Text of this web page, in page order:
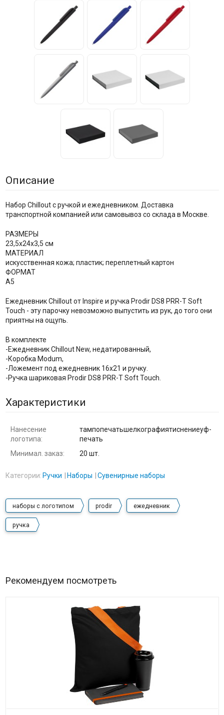
Описание
Набор Chillout с ручкой и ежедневником. Доставка
транспортной компанией или самовывоз со склада в Москве.
РАЗМЕРЫ
23,5х24х3,5 см
МАТЕРИАЛ
искусственная кожа; пластик; переплетный картон
ФОРМАТ
А5
Ежедневник Chillout от Inspire и ручка Prodir DS8 PRR-Т Soft
Touch - эту парочку невозможно выпустить из рук, до того они
приятны на ощупь.
В комплекте
-Ежедневник Chillout New, недатированный,
-Коробка Modum,
-Ложемент под ежедневник 16х21 и ручку.
-Ручка шариковая Prodir DS8 PRR-Т Soft Touch.
Характеристики
Нанесение
логотипа:
тампопечатьшелкографиятиснениеуф-
печать
Минимал. заказ:
20 шт.
Категории: Ручки Наборы Сувенирные наборы
наборы с логотипом prodir ежедневник
ручка
Рекомендуем посмотреть